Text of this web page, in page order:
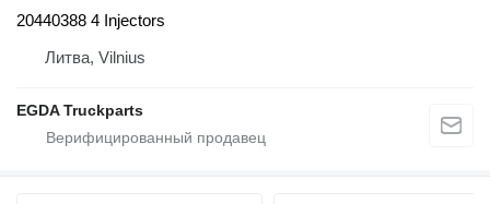
20440388 4 Injectors
Литва, Vilnius
EGDA Truckparts